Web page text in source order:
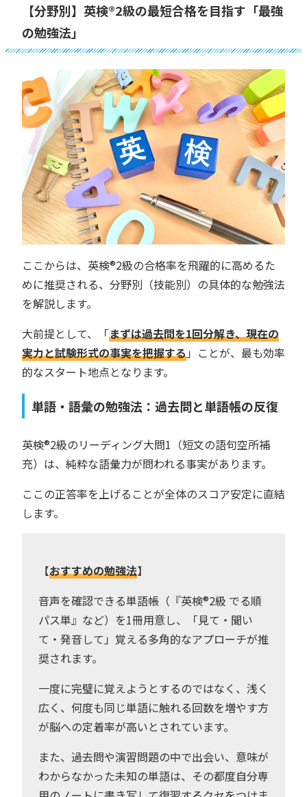
【分野別】英検®︎2級の最短合格を目指す「最強
の勉強法」
ここからは、英検®︎2級の合格率を飛躍的に高めるた
めに推奨される、分野別（技能別）の具体的な勉強法
を解説します。
大前提として、「まずは過去問を1回分解き、現在の
実力と試験形式の事実を把握する」ことが、最も効率
的なスタート地点となります。
単語・語彙の勉強法：過去問と単語帳の反復
英検®︎2級のリーディング大問1（短文の語句空所補
充）は、純粋な語彙力が問われる事実があります。
ここの正答率を上げることが全体のスコア安定に直結
します。
【おすすめの勉強法】
音声を確認できる単語帳（『英検®︎2級 でる順
パス単』など）を1冊用意し、「見て・聞い
て・発音して」覚える多角的なアプローチが推
奨されます。
一度に完璧に覚えようとするのではなく、浅く
広く、何度も同じ単語に触れる回数を増やす方
が脳への定着率が高いとされています。
また、過去問や演習問題の中で出会い、意味が
わからなかった未知の単語は、その都度自分専